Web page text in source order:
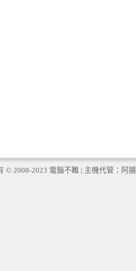
© 2008-2023 電腦不難 | 主機代管： 阿